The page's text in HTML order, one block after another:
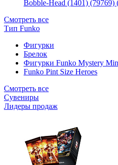
Bobble-Head (1401) (79769)
Смотреть все
Тип Funko
Фигурки
Брелок
Фигурки Funko Mystery
Funko Pint Size Heroes
Смотреть все
Сувениры
Лидеры продаж